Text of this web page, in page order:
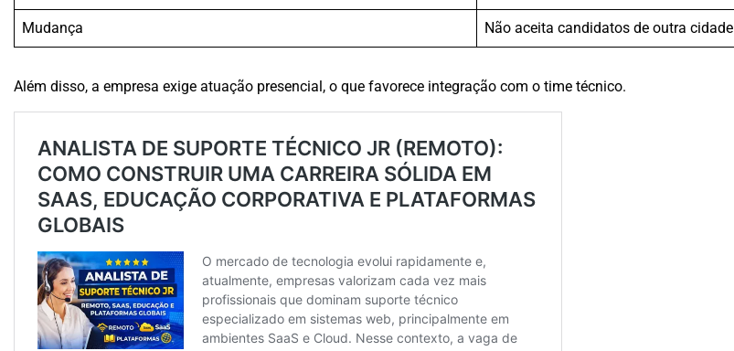
Mudança Não aceita candidatos de outra cidade
Além disso, a empresa exige atuação presencial, o que favorece integração com o time técnico.